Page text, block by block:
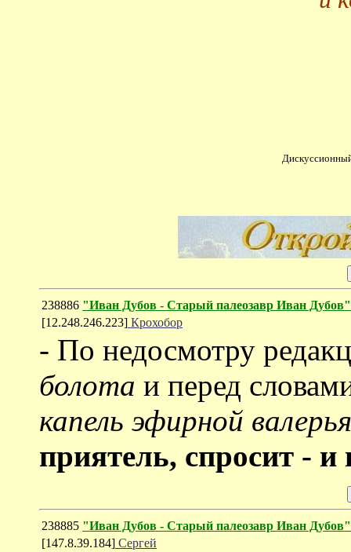
238886 "Иван Дубов - Старый палеозавр Иван Дубов"
[12.248.246.223] Крохобор
- По недосмотру
болота и перед
капель эфирной
приятель, спросит - и
238885 "Иван Дубов - Старый палеозавр Иван Дубов"
[147.8.39.184] Сергей